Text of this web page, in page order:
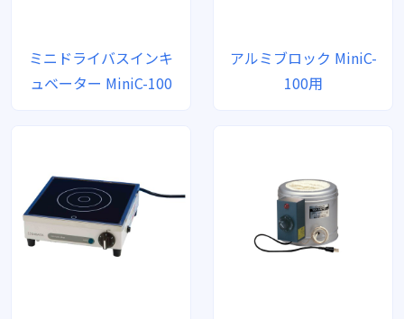
ミニドライバスインキ
ュベーター MiniC-100
アルミブロック MiniC-
100用